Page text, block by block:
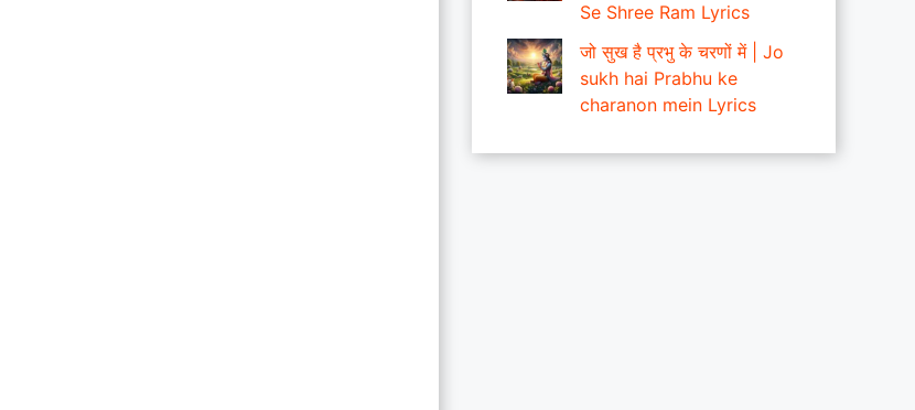
Se Shree Ram Lyrics
जो सुख है प्रभु के चरणों में | Jo
sukh hai Prabhu ke
charanon mein Lyrics